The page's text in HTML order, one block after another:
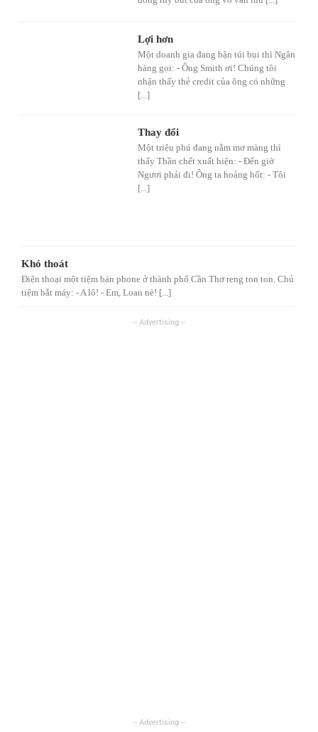
Lợi hơn
Một doanh gia đang bận túi bụi thì Ngân
hàng gọi: - Ông Smith ơi! Chúng tôi
nhận thấy thẻ credit của ông có những
[...]
Thay đổi
Một triệu phú đang nằm mơ màng thì
thấy Thần chết xuất hiện: - Đến giờ
Ngươi phải đi! Ông ta hoảng hốt: - Tôi
[...]
Khó thoát
Điện thoại một tiệm bán phone ở thành phố Cần Thơ reng ton ton. Chủ
tiệm bắt máy: - A lô! - Em, Loan nè! [...]